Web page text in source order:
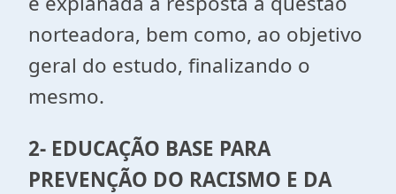
norteadora, bem como, ao objetivo
geral do estudo, finalizando o
mesmo.
2- EDUCAÇÃO BASE PARA
PREVENÇÃO DO RACISMO E DA